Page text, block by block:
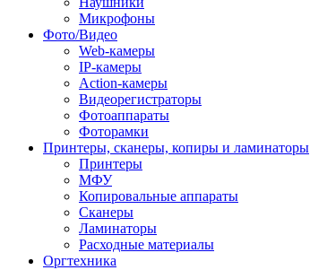
Микрофоны
Фото/Видео
Web-камеры
IP-камеры
Action-камеры
Видеорегистраторы
Фотоаппараты
Фоторамки
Принтеры, сканеры, копиры и ламинаторы
Принтеры
МФУ
Копировальные аппараты
Сканеры
Ламинаторы
Расходные материалы
Оргтехника